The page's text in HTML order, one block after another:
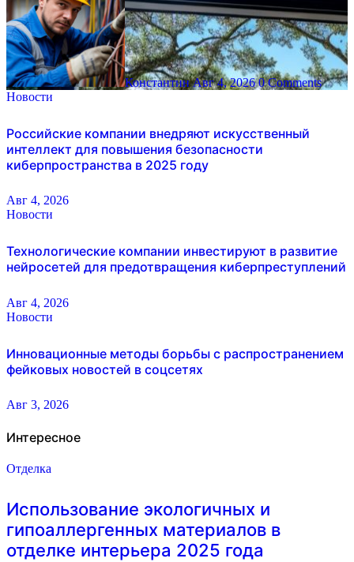
КонстантинАвг 4, 2026 0 Comments
Новости
Российские компании внедряют искусственный
интеллект для повышения безопасности
киберпространства в 2025 году
Авг 4, 2026
Новости
Технологические компании инвестируют в развитие
нейросетей для предотвращения киберпреступлений
Авг 4, 2026
Новости
Инновационные методы борьбы с распространением
фейковых новостей в соцсетях
Авг 3, 2026
Интересное
Отделка
Использование экологичных и
гипоаллергенных материалов в
отделке интерьера 2025 года